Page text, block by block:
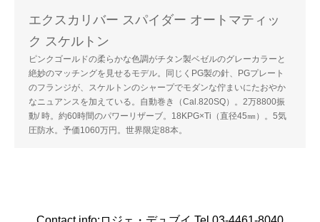
エクスカリバー スパイダー オートマティッ
ク スケルトン
ピンクゴールドの柔らかな色調がチタン製ベゼルのグレーカラーと
絶妙のマッチングを見せるモデル。同じくPG製の針、PGプレート
のフランジが、スケルトンのシャープでモダンな佇まいにたおやか
なニュアンスを加えている。自動巻き（Cal.820SQ）。2万8800振
動/ 時。約60時間のパワーリザーブ。18KPG×Ti（直径45㎜）。5気
圧防水。予価1060万円。世界限定88本。